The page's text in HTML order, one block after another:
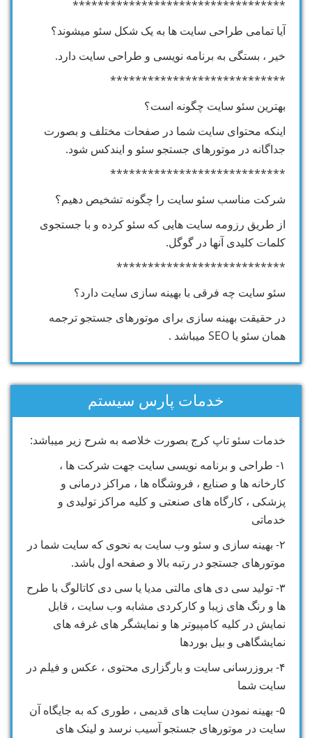
**********************************
آیا تمامی طراحی سایت ها به یک شکل سئو میشوند؟
خیر ، بستگی به برنامه نویسی و طراحی سایت دارد.
****************************
بهترین سئو سایت چگونه است؟
اینکه محتوای سایت شما در صفحات مختلف و بصورت
جداگانه در موتورهای جستجو سئو و ایندکس شود.
****************************
شرکت مناسب سئو سایت را چگونه تشخیص دهیم؟
از طریق رزومه سایت هایی که سئو کرده و با جستجوی
کلمات کلیدی آنها در گوگل.
***************************
سئو سایت چه فرقی با بهینه سازی سایت دارد؟
در حقیقت بهینه سازی برای موتورهای جستجو ترجمه
همان سئو یا SEO میباشد .
خدمات پارس سیستم
خدمات سئو تاپ کرج بصورت خلاصه به شرح زیر میباشد:
۱- طراحی و برنامه نویسی سایت جهت شرکت ها ،
کارخانه ها و صنایع ، فروشگاه ها ، مراکز درمانی و
پزشکی ، کارگاه های صنعتی و کلیه مراکز تولیدی و
خدماتی
۲- بهینه سازی و سئو وب سایت به نحوی که سایت شما در
موتورهای جستجو در رتبه بالا و صفحه اول باشد.
۳- تولید سی دی های مالتی مدیا یا سی دی کاتالوگ با طرح
ها و رنگ های زیبا و کارکردی مشابه وب سایت ، قابل
نمایش در کلیه کامپیوتر ها و نمایشگر های غرفه های
نمایشگاهی و بیل بوردها
۴- بروزرسانی سایت و بارگزاری محتوی ، عکس و فیلم در
سایت شما
۵- بهینه نمودن سایت های قدیمی ، طوری که به جایگاه آن
سایت در موتورهای جستجو آسیب نرسد و لینک های